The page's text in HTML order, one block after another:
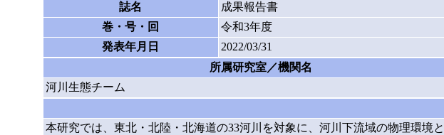
誌名
成果報告書
巻・号・回
令和3年度
発表年月日
2022/03/31
所属研究室／機関名
河川生態チーム
本研究では、東北・北陸・北海道の33河川を対象に、河川下流域の物理環